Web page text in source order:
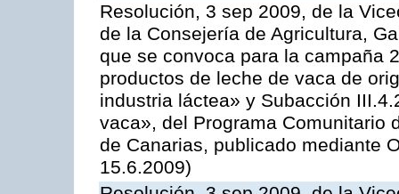
Resolución, 3 sep 2009, de la
de la Consejería de Agricultura,
que se convoca para la campaña
productos de leche de vaca de
industria láctea» y Subacción
vaca», del Programa Comunitario
de Canarias, publicado mediante
15.6.2009)